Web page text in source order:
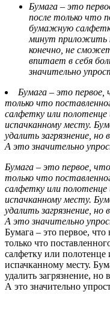
Бумага – это
после только что
бумажную
минут приложить
конечно, не
впитает в себя
значительно
Бумага – это первое,
только что
салфетку или
испачканному месту.
удалить загрязнение,
А это значительно
Бумага – это первое,
только что
салфетку или
испачканному месту.
удалить загрязнение,
А это значительно
Бумага – это первое, что
только что
салфетку или
испачканному месту.
удалить загрязнение,
А это значительно